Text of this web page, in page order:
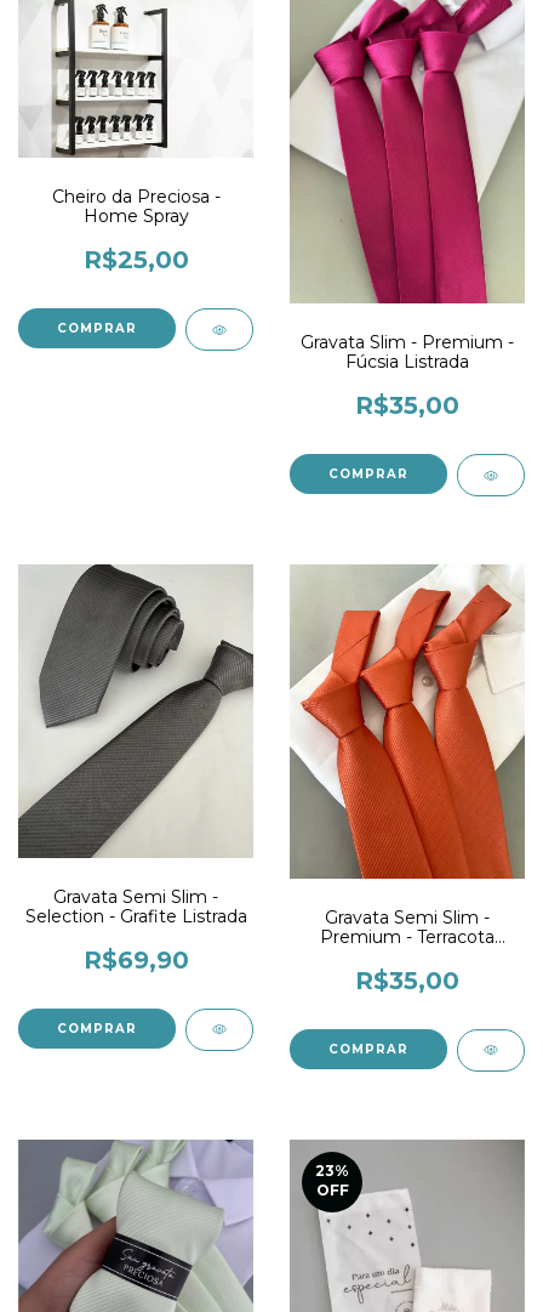
Cheiro da Preciosa -
Home Spray
R$25,00
COMPRAR
Gravata Slim - Premium -
Fúcsia Listrada
R$35,00
Gravata Semi Slim -
Selection - Grafite Listrada
R$69,90
Gravata Semi Slim -
Premium - Terracota
R$35,00
23%
OFF